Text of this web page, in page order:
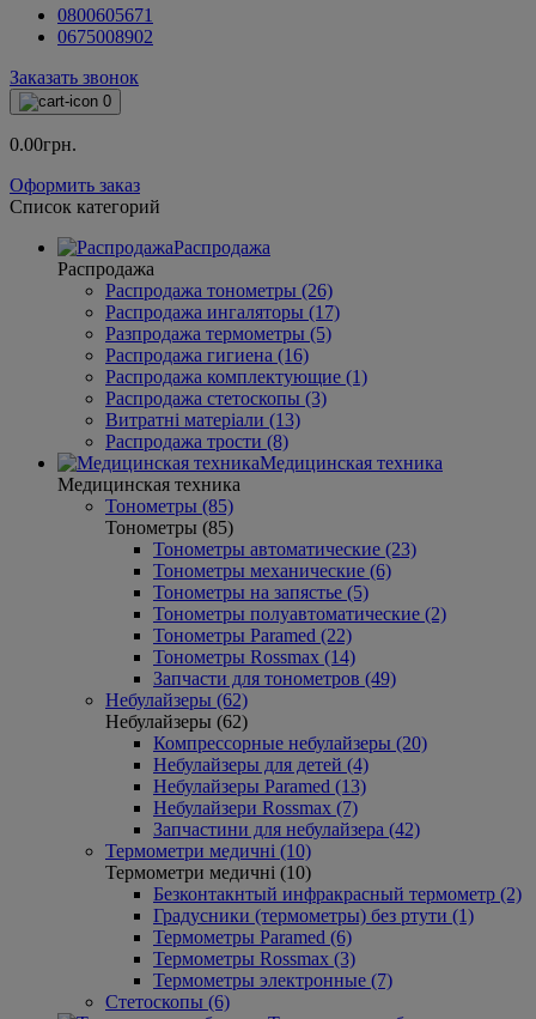
0800605671
0675008902
Заказать звонок
0
0.00грн.
Оформить заказ
Список категорий
Распродажа
Распродажа
Распродажа тонометры (26)
Распродажа ингаляторы (17)
Разпродажа термометры (5)
Распродажа гигиена (16)
Распродажа комплектующие (1)
Распродажа стетоскопы (3)
Витратні матеріали (13)
Распродажа трости (8)
Медицинская техника
Медицинская техника
Тонометры (85)
Тонометры (85)
Тонометры автоматические (23)
Тонометры механические (6)
Тонометры на запястье (5)
Тонометры полуавтоматические (2)
Тонометры Paramed (22)
Тонометры Rossmax (14)
Запчасти для тонометров (49)
Небулайзеры (62)
Небулайзеры (62)
Компрессорные небулайзеры (20)
Небулайзеры для детей (4)
Небулайзеры Paramed (13)
Небулайзери Rossmax (7)
Запчастини для небулайзера (42)
Термометри медичні (10)
Термометри медичні (10)
Безконтакнтый инфракрасный термометр (2)
Градусники (термометры) без ртути (1)
Термометры Paramed (6)
Термометры Rossmax (3)
Термометры электронные (7)
Стетоскопы (6)